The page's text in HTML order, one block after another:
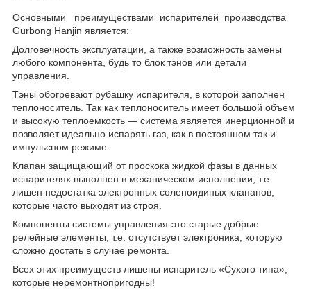
Основными преимуществами испарителей производства
Gurbong Hanjin является:
Долговечность эксплуатации, а также возможность замены
любого компонента, будь то блок тэнов или детали
управления.
Тэны обогревают рубашку испарителя, в которой заполнен
теплоноситель. Так как теплоноситель имеет большой объем
и высокую теплоемкость — система является инерционной и
позволяет идеально испарять газ, как в постоянном так и
импульсном режиме.
Клапан защищающий от проскока жидкой фазы в данных
испарителях выполнен в механическом исполнении, т.е.
лишен недостатка электронных соленоидиных клапанов,
которые часто выходят из строя.
Компоненты системы управления-это старые добрые
релейные элементы, т.е. отсутствует электроника, которую
сложно достать в случае ремонта.
Всех этих преимуществ лишены испаритель «Сухого типа»,
которые неремонтнопригодны!